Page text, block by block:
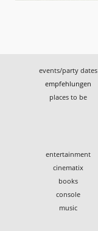
events/party dates
empfehlungen
places to be
entertainment
cinematix
books
console
music